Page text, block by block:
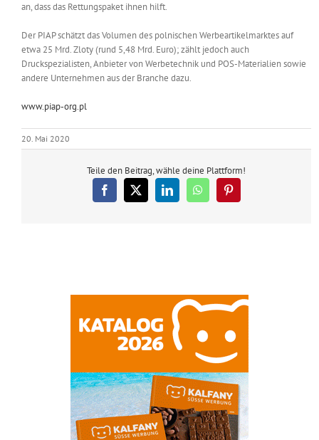
an, dass das Rettungspaket ihnen hilft.
Der PIAP schätzt das Volumen des polnischen Werbeartikelmarktes auf
etwa 25 Mrd. Zloty (rund 5,48 Mrd. Euro); zählt jedoch auch
Druckspezialisten, Anbieter von Werbetechnik und POS-Materialien sowie
andere Unternehmen aus der Branche dazu.
www.piap-org.pl
20. Mai 2020
Teile den Beitrag, wähle deine Plattform!
Facebook
X LinkedInWhatsAppPinterest